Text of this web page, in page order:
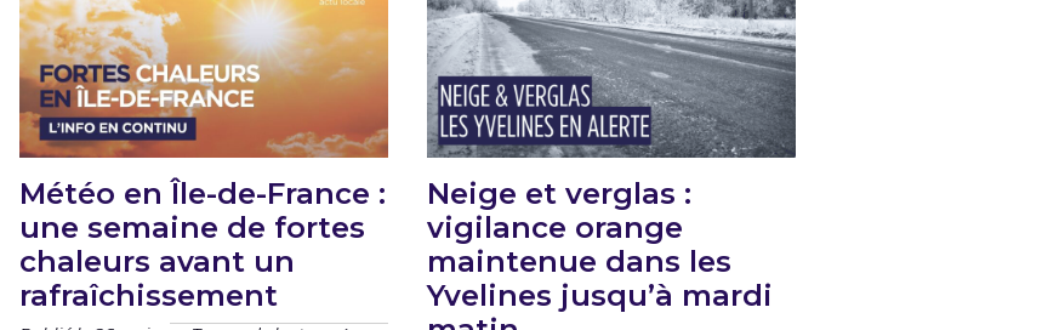
Météo en Île-de-France :
une semaine de fortes
chaleurs avant un
rafraîchissement
Neige et verglas :
vigilance orange
maintenue dans les
Yvelines jusqu’à mardi